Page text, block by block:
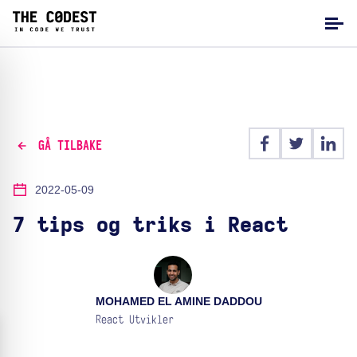
GÅ TILBAKE
2022-05-09
7 tips og triks i React
MOHAMED EL AMINE DADDOU
React Utvikler